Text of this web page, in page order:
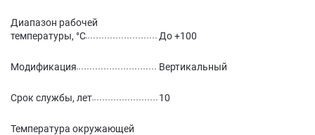
Диапазон рабочей
температуры, °С
До +100
Модификация Вертикальный
Срок службы, лет 10
Температура окружающей